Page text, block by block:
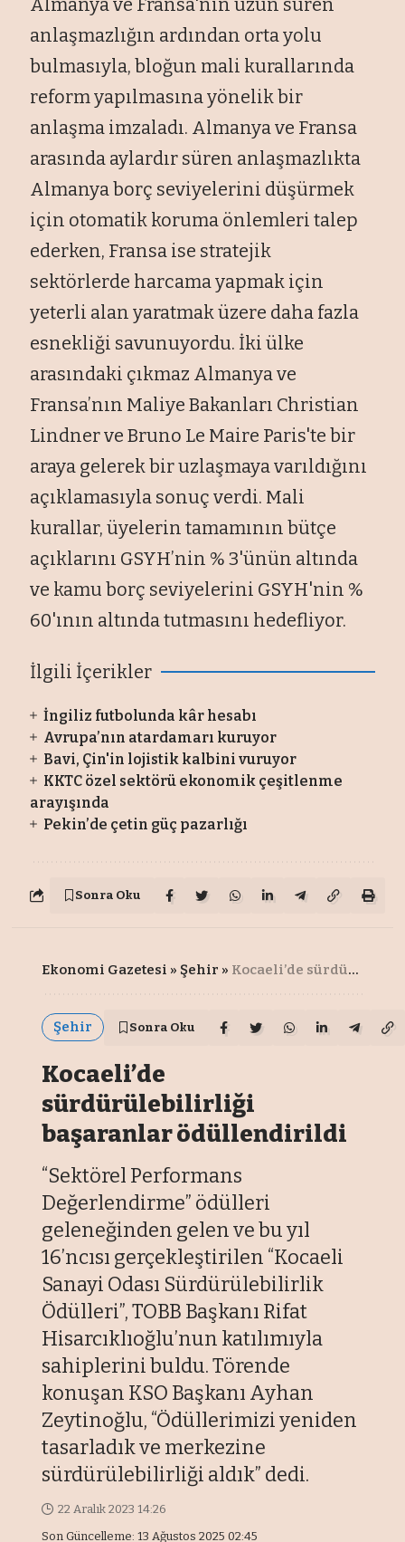
anlaşmazlığın ardından orta yolu
bulmasıyla, bloğun mali kurallarında
reform yapılmasına yönelik bir
anlaşma imzaladı. Almanya ve Fransa
arasında aylardır süren anlaşmazlıkta
Almanya borç seviyelerini düşürmek
için otomatik koruma önlemleri talep
ederken, Fransa ise stratejik
sektörlerde harcama yapmak için
yeterli alan yaratmak üzere daha fazla
esnekliği savunuyordu. İki ülke
arasındaki çıkmaz Almanya ve
Fransa’nın Maliye Bakanları Christian
Lindner ve Bruno Le Maire Paris'te bir
araya gelerek bir uzlaşmaya varıldığını
açıklamasıyla sonuç verdi. Mali
kurallar, üyelerin tamamının bütçe
açıklarını GSYH’nin % 3'ünün altında
ve kamu borç seviyelerini GSYH'nin %
60'ının altında tutmasını hedefliyor.
İlgili İçerikler
İngiliz futbolunda kâr hesabı
Avrupa’nın atardamarı kuruyor
Bavi, Çin'in lojistik kalbini vuruyor
KKTC özel sektörü ekonomik çeşitlenme
arayışında
Pekin’de çetin güç pazarlığı
Sonra Oku
Ekonomi Gazetesi » Şehir » Kocaeli’de sürdürülebilirliği başaranlar ödüllendirildi
Şehir Sonra Oku
Kocaeli’de
sürdürülebilirliği
başaranlar ödüllendirildi
“Sektörel Performans
Değerlendirme” ödülleri
geleneğinden gelen ve bu yıl
16’ncısı gerçekleştirilen “Kocaeli
Sanayi Odası Sürdürülebilirlik
Ödülleri”, TOBB Başkanı Rifat
Hisarcıklıoğlu’nun katılımıyla
sahiplerini buldu. Törende
konuşan KSO Başkanı Ayhan
Zeytinoğlu, “Ödüllerimizi yeniden
tasarladık ve merkezine
sürdürülebilirliği aldık” dedi.
Son Güncelleme: 13 Ağustos 2025 02:45
22 Aralık 2023 14:26